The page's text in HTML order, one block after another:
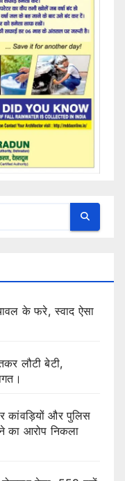
के फरे, स्वाद ऐसा
लौटी बेटी,
कांवड़ियों और पुलिस
का आरोप निकला